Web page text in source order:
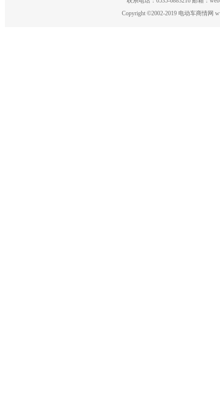
Copyright ©2002-2019 电动车商情网